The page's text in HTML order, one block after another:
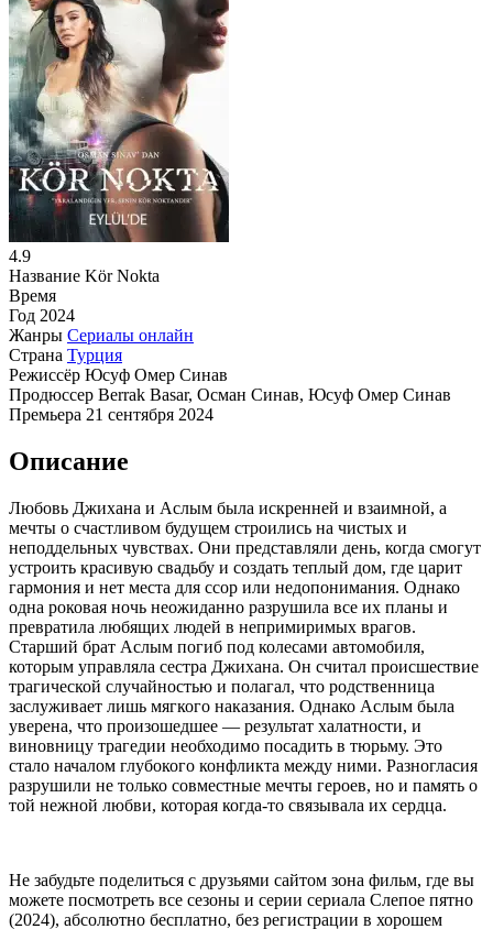
4.9
Название Kör Nokta
Время
Год 2024
Жанры Сериалы онлайн
Страна Турция
Режиссёр Юсуф Омер Синав
Продюссер Berrak Basar, Осман Синав, Юсуф Омер Синав
Премьера 21 сентября 2024
Описание
Любовь Джихана и Аслым была искренней и взаимной, а
мечты о счастливом будущем строились на чистых и
неподдельных чувствах. Они представляли день, когда смогут
устроить красивую свадьбу и создать теплый дом, где царит
гармония и нет места для ссор или недопонимания. Однако
одна роковая ночь неожиданно разрушила все их планы и
превратила любящих людей в непримиримых врагов.
Старший брат Аслым погиб под колесами автомобиля,
которым управляла сестра Джихана. Он считал происшествие
трагической случайностью и полагал, что родственница
заслуживает лишь мягкого наказания. Однако Аслым была
уверена, что произошедшее — результат халатности, и
виновницу трагедии необходимо посадить в тюрьму. Это
стало началом глубокого конфликта между ними. Разногласия
разрушили не только совместные мечты героев, но и память о
той нежной любви, которая когда-то связывала их сердца.
Не забудьте поделиться с друзьями сайтом зона фильм, где вы
можете посмотреть все сезоны и серии сериала Слепое пятно
(2024), абсолютно бесплатно, без регистрации в хорошем